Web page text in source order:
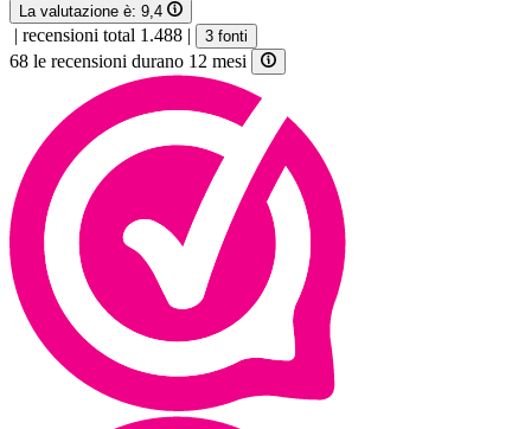
La valutazione è: 9,4
| recensioni total 1.488 | 3 fonti
68 le recensioni durano 12 mesi